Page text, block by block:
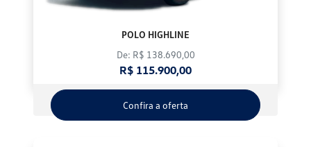
POLO HIGHLINE
De: R$ 138.690,00
R$ 115.900,00
Confira a oferta